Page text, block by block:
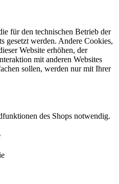
für den technischen Betrieb der
gesetzt werden. Andere Cookies,
Website erhöhen, der
mit anderen Websites
sollen, werden nur mit Ihrer
des Shops notwendig.